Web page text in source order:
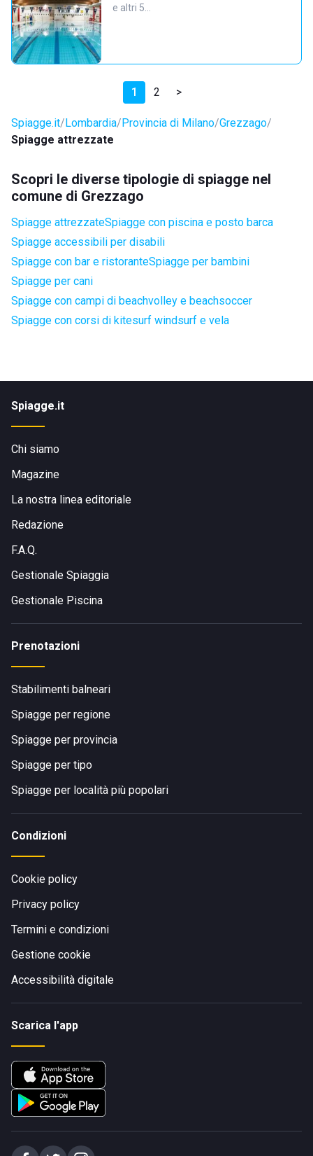
e altri 5…
1 2 >
Spiagge.it Lombardia Provincia di Milano Grezzago
Spiagge attrezzate
Scopri le diverse tipologie di spiagge nel
comune di Grezzago
Spiagge attrezzateSpiagge con piscina e posto barca
Spiagge accessibili per disabili
Spiagge con bar e ristoranteSpiagge per bambini
Spiagge per cani
Spiagge con campi di beachvolley e beachsoccer
Spiagge con corsi di kitesurf windsurf e vela
Spiagge.it
Chi siamo
Magazine
La nostra linea editoriale
Redazione
F.A.Q.
Gestionale Spiaggia
Gestionale Piscina
Prenotazioni
Stabilimenti balneari
Spiagge per regione
Spiagge per provincia
Spiagge per tipo
Spiagge per località più popolari
Condizioni
Cookie policy
Privacy policy
Termini e condizioni
Gestione cookie
Accessibilità digitale
Scarica l'app